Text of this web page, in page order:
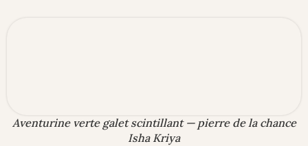
Aventurine verte galet scintillant — pierre de la chance
Isha Kriya